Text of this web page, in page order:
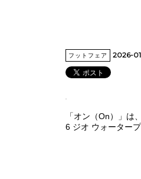
フットフェア 2026-
「オン（On）」
6 ジオ ウォーター